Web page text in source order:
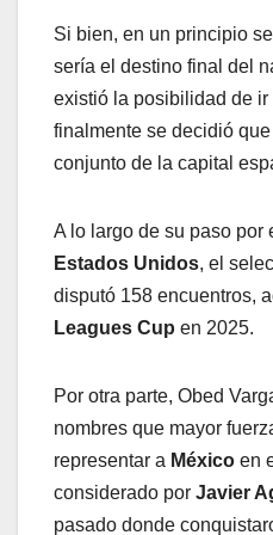
Si bien, en un principio
sería el destino final del
existió la posibilidad de ir
finalmente se decidió
conjunto de la capital
A lo largo de su paso por
Estados Unidos, el
disputó 158 encuentros,
Leagues Cup en 2025.
Por otra parte, Obed
nombres que mayor
representar a México en
considerado por Javier
pasado donde